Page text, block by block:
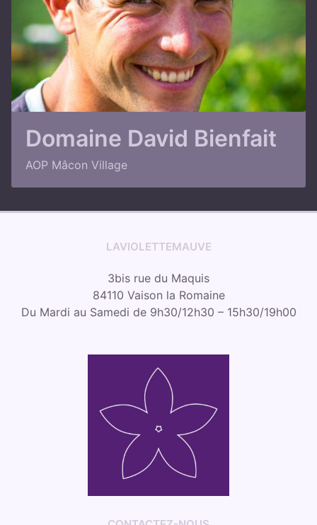
Domaine David Bienfait
AOP Mâcon Village
LAVIOLETTEMAUVE
3bis rue du Maquis
84110 Vaison la Romaine
Du Mardi au Samedi de 9h30/12h30 – 15h30/19h00